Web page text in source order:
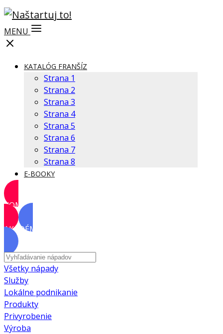
MENU
KATALÓG FRANŠÍZ
Strana 1
Strana 2
Strana 3
Strana 4
Strana 5
Strana 6
Strana 7
Strana 8
E-BOOKY
KOMUNITA
AKADÉMIA
Všetky nápady
Služby
Lokálne podnikanie
Produkty
Privyrobenie
Výroba